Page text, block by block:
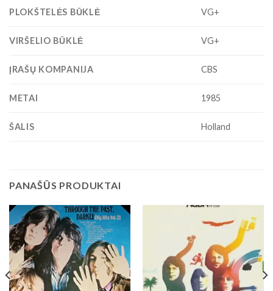
PLOKŠTELĖS BŪKLĖ VG+
VIRŠELIO BŪKLĖ VG+
ĮRAŠŲ KOMPANIJA CBS
METAI 1985
ŠALIS Holland
PANAŠŪS PRODUKTAI